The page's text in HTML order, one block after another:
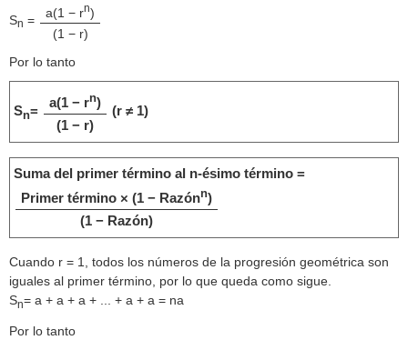
Sn = a(1 − rn)
(1 − r)
Por lo tanto
Sn=
a(1 − rn)
(1 − r)
(r ≠ 1)
Suma del primer término al n-ésimo término =
Primer término × (1 − Razónn)
(1 − Razón)
Cuando r = 1, todos los números de la progresión geométrica son
iguales al primer término, por lo que queda como sigue.
Sn= a + a + a + ... + a + a = na
Por lo tanto